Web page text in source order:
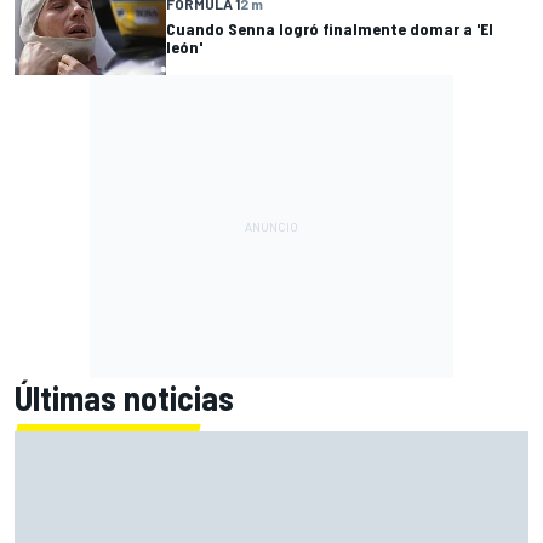
Cuando Senna logró finalmente domar a 'El
león'
Últimas noticias